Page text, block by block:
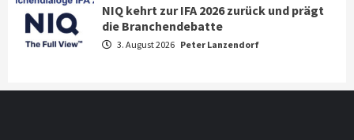
News aus dem Internet
Großer Bild-Vergleichstest 55-Zoll
Fernsehgeräte
NIQ kehrt zur IFA 2026 zurück und prägt
die Branchendebatte
3. August 2026 Peter Lanzendorf